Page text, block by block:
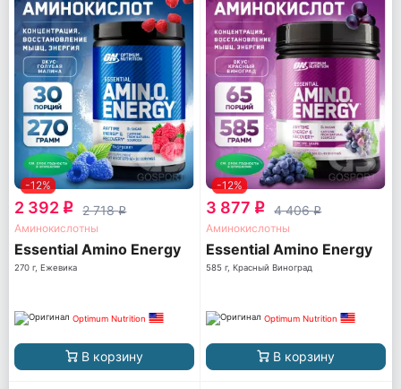
-12%
2 392 q 2 718q
Аминокислотны
Essential Amino Energy
270 г, Ежевика
Optimum Nutrition
В корзину
-12%
3 877 q 4 406q
Аминокислотны
Essential Amino Energy
585 г, Красный Виноград
Optimum Nutrition
В корзину